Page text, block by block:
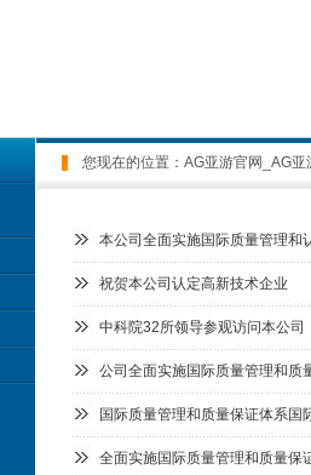
您现在的位置： AG亚游官网_AG
本公司全面实施国际质量管理和
祝贺本公司认定高新技术企业
中科院32所领导参观访问本公司
公司全面实施国际质量管理和质
国际质量管理和质量保证体系国
全面实施国际质量管理和质量保